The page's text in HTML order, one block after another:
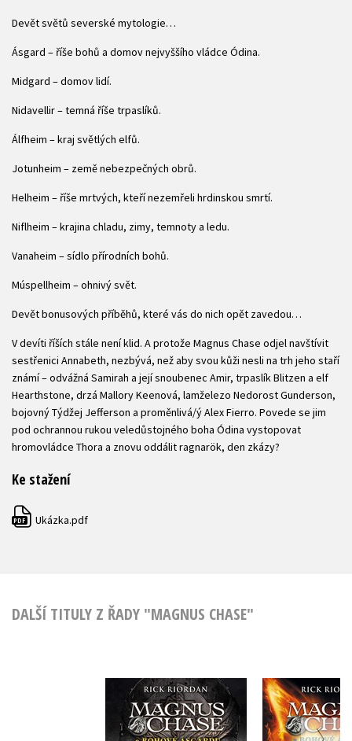
Devět světů severské mytologie…
Ásgard – říše bohů a domov nejvyššího vládce Ódina.
Midgard – domov lidí.
Nidavellir – temná říše trpaslíků.
Álfheim – kraj světlých elfů.
Jotunheim – země nebezpečných obrů.
Helheim – říše mrtvých, kteří nezemřeli hrdinskou smrtí.
Niflheim – krajina chladu, zimy, temnoty a ledu.
Vanaheim – sídlo přírodních bohů.
Múspellheim – ohnivý svět.
Devět bonusových příběhů, které vás do nich opět zavedou…
V devíti říších stále není klid. A protože Magnus Chase odjel navštívit
sestřenici Annabeth, nezbývá, než aby svou kůži nesli na trh jeho staří
známí – odvážná Samirah a její snoubenec Amir, trpaslík Blitzen a elf
Hearthstone, drzá Mallory Keenová, lamželezo Nedorost Gunderson,
bojovný Týdžej Jefferson a proměnlivá/ý Alex Fierro. Povede se jim
pod ochrannou rukou veledůstojného boha Ódina vystopovat
hromovládce Thora a znovu oddálit ragnarök, den zkázy?
Ke stažení
PDF Ukázka.pdf
DALŠÍ TITULY Z ŘADY "MAGNUS CHASE"
Magnus Chase a
bohové Ásgardu -
Thorovo kladivo
Magnus
bohové